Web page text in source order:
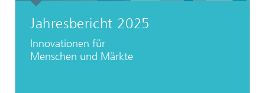
Jahresbericht 2025
Innovationen für
Menschen und Märkte